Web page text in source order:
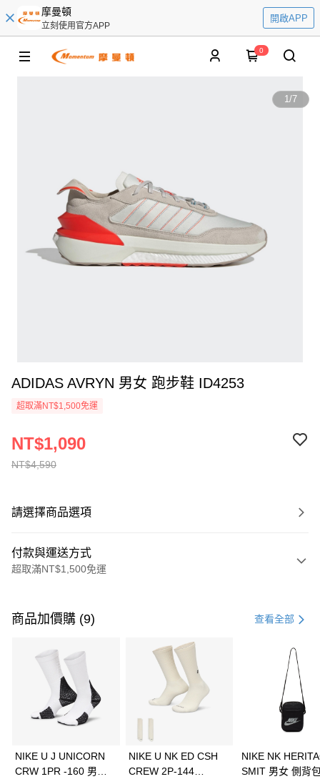
摩曼頓
立刻使用官方APP
開啟APP
0
1/7
ADIDAS AVRYN 男女 跑步鞋 ID4253
超取滿NT$1,500免運
NT$4,590
NT$1,090
請選擇商品選項
付款與運送方式
超取滿NT$1,500免運
信用卡一次付款
3 期 0 利率 每期 21家銀行
合作金庫商業銀行
第一商業銀行
華南商業銀行
彰化商業銀行
上海商業儲蓄銀行
Apple Pay
全盈+PAY
商品加價購 (9) 查看全部
NIKE U J UNICORN
CRW 1PR -160 男女
NIKE U NK ED CSH
CREW 2P-144
NIKE NK
SMIT 男女 側背